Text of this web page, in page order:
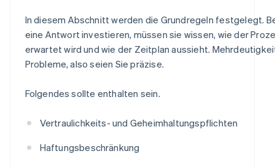
In diesem Abschnitt werden die Grundregeln festgelegt.
eine Antwort investieren, müssen sie wissen, wie der
erwartet wird und wie der Zeitplan aussieht.
Probleme, also seien Sie präzise.
Folgendes sollte enthalten sein.
Vertraulichkeits- und Geheimhaltungspflichten
Haftungsbeschränkung